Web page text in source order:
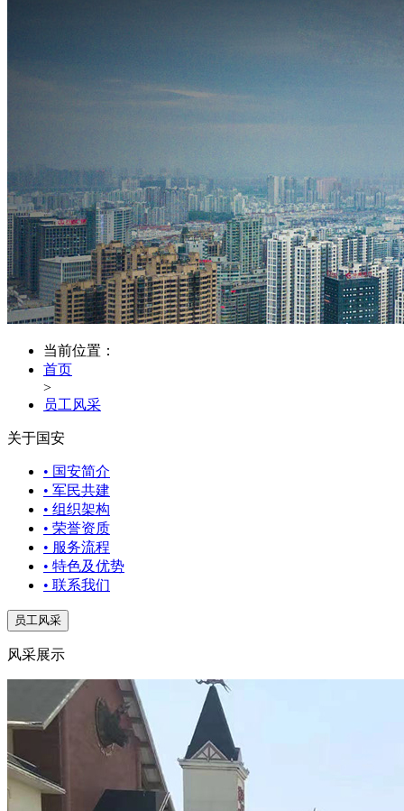
当前位置：
首页
>
员工风采
关于国安
• 国安简介
• 军民共建
• 组织架构
• 荣誉资质
• 服务流程
• 特色及优势
• 联系我们
员工风采
风采展示